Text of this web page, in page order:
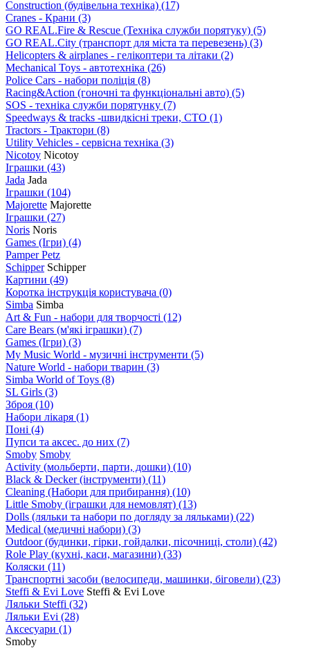
Construction (будівельна техніка) (17)
Cranes - Крани (3)
GO REAL.Fire & Rescue (Техніка служби порятуку) (5)
GO REAL.City (транспорт для міста та перевезень) (3)
Helicopters & airplanes - гелікоптери та літаки (2)
Mechanical Toys - автотехніка (26)
Police Cars - набори поліція (8)
Racing&Action (гоночні та функціональні авто) (5)
SOS - техніка служби порятунку (7)
Speedways & tracks -швидкісні треки, СТО (1)
Tractors - Трактори (8)
Utility Vehicles - сервісна техніка (3)
Nicotoy Nicotoy
Іграшки (43)
Jada Jada
Іграшки (104)
Majorette Majorette
Іграшки (27)
Noris Noris
Games (Ігри) (4)
Pamper Petz
Schipper Schipper
Картини (49)
Коротка інструкція користувача (0)
Simba Simba
Art & Fun - набори для творчості (12)
Care Bears (м'які іграшки) (7)
Games (Ігри) (3)
My Music World - музичні інструменти (5)
Nature World - набори тварин (3)
Simba World of Toys (8)
SL Girls (3)
Зброя (10)
Набори лікаря (1)
Поні (4)
Пупси та аксес. до них (7)
Smoby Smoby
Аctivity (мольберти, парти, дошки) (10)
Black & Decker (інструменти) (11)
Cleaning (Набори для прибирання) (10)
Little Smoby (іграшки для немовлят) (13)
Dolls (ляльки та набори по догляду за ляльками) (22)
Medical (медичні набори) (3)
Outdoor (будинки, гірки, гойдалки, пісочниці, столи) (42)
Role Play (кухні, каси, магазини) (33)
Коляски (11)
Транспортні засоби (велосипеди, машинки, біговели) (23)
Steffi & Evi Love Steffi & Evi Love
Ляльки Steffi (32)
Ляльки Evi (28)
Аксесуари (1)
Smoby